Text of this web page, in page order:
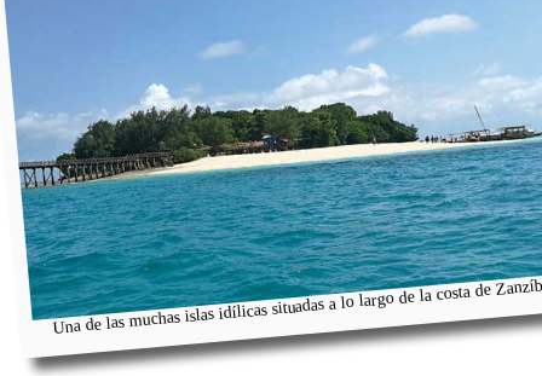
Una de las muchas islas idílicas situadas a lo largo de la costa de